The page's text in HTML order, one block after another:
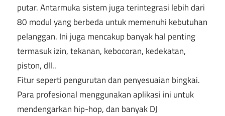
putar. Antarmuka sistem juga terintegrasi lebih dari
80 modul yang berbeda untuk memenuhi kebutuhan
pelanggan. Ini juga mencakup banyak hal penting
termasuk izin, tekanan, kebocoran, kedekatan,
piston, dll..
Fitur seperti pengurutan dan penyesuaian bingkai.
Para profesional menggunakan aplikasi ini untuk
mendengarkan hip-hop, dan banyak DJ